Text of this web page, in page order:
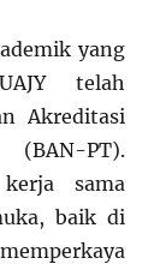
yang
telah
Akreditasi
PT).
sama
baik di